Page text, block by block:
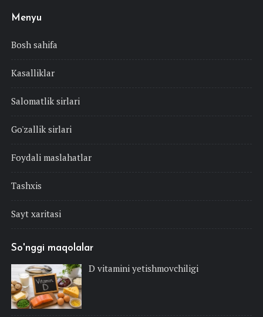
Menyu
Bosh sahifa
Kasalliklar
Salomatlik sirlari
Go'zallik sirlari
Foydali maslahatlar
Tashxis
Sayt xaritasi
So'nggi maqolalar
D vitamini yetishmovchiligi